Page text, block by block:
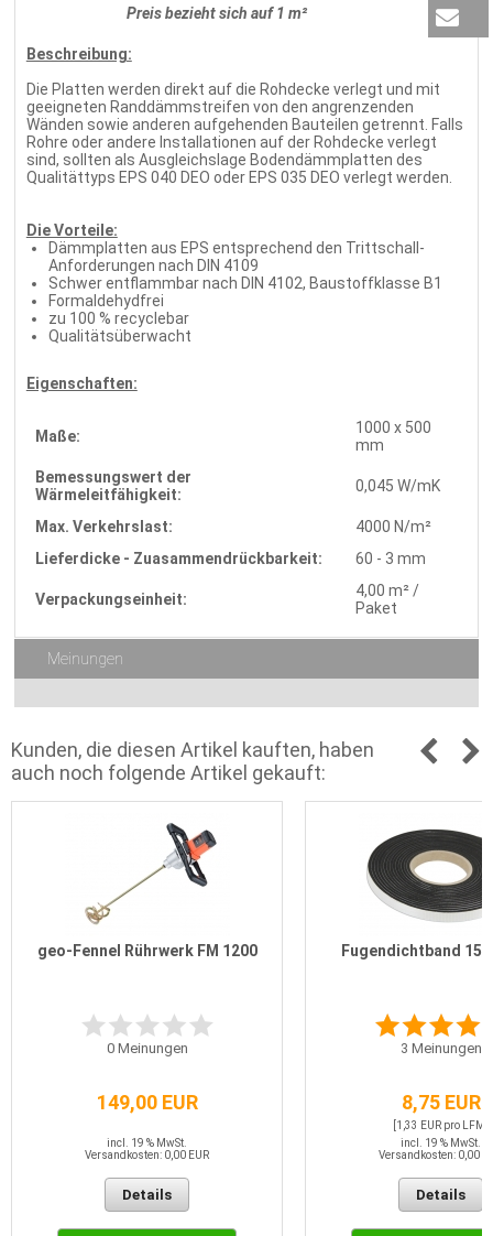
Preis bezieht sich auf 1 m²
Beschreibung:
Die Platten werden direkt auf die Rohdecke verlegt und mit
geeigneten Randdämmstreifen von den angrenzenden
Wänden sowie anderen aufgehenden Bauteilen getrennt. Falls
Rohre oder andere Installationen auf der Rohdecke verlegt
sind, sollten als Ausgleichslage Bodendämmplatten des
Qualitättyps EPS 040 DEO oder EPS 035 DEO verlegt werden.
Die Vorteile:
Dämmplatten aus EPS entsprechend den Trittschall-
Anforderungen nach DIN 4109
Schwer entflammbar nach DIN 4102, Baustoffklasse B1
Formaldehydfrei
zu 100 % recyclebar
Qualitätsüberwacht
Eigenschaften:
Maße:
1000 x 500
mm
Bemessungswert der
Wärmeleitfähigkeit:
0,045 W/mK
Max. Verkehrslast:
4000 N/m²
Lieferdicke - Zuasammendrückbarkeit:
60 - 3 mm
Verpackungseinheit:
4,00 m² /
Paket
Meinungen
Kunden, die diesen Artikel kauften, haben
auch noch folgende Artikel gekauft:
geo-Fennel Rührwerk FM 1200
0Meinungen
149,00 EUR
incl. 19 % MwSt.
Versandkosten: 0,00 EUR
Details
Fugendichtband 15/
3 Meinungen
8,75 EUR
[1,33 EUR pro LFM]
incl. 19 % MwSt.
Versandkosten: 0,00
Details